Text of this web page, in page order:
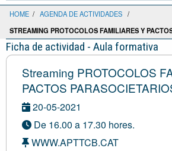
HOME / AGENDA DE ACTIVIDADES /
STREAMING PROTOCOLOS FAMILIARES Y
Ficha de actividad - Aula formativa
Streaming PROTOCOLOS
PACTOS
20-05-2021
De 16.00 a 17.30 hores.
WWW.APTTCB.CAT